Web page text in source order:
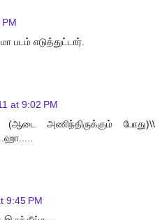
படம் எடுத்துட்டார்.
at 9:02 PM
அணிந்திருக்கும் போது)\\
9:45 PM